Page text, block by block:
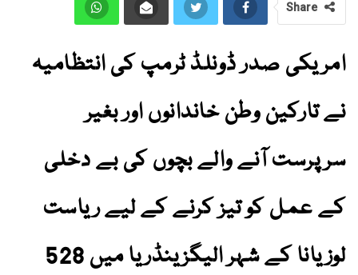
Share
امریکی صدر ڈونلڈ ٹرمپ کی انتظامیہ
نے تارکین وطن خاندانوں اور بغیر
سرپرست آنے والے بچوں کی بے دخلی
کے عمل کو تیز کرنے کے لیے ریاست
لوزیانا کے شہر الیگزینڈریا میں 528